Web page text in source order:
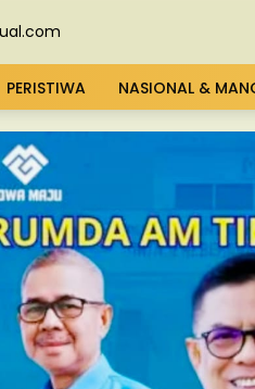
PERISTIWA NASIONAL &